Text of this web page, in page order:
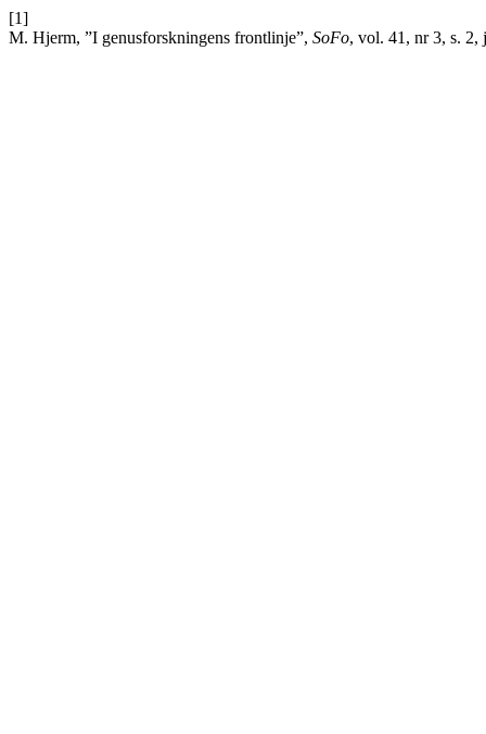
[1]
M. Hjerm, ”I genusforskningens frontlinje”, SoFo, vol. 41, nr 3, s. 2,